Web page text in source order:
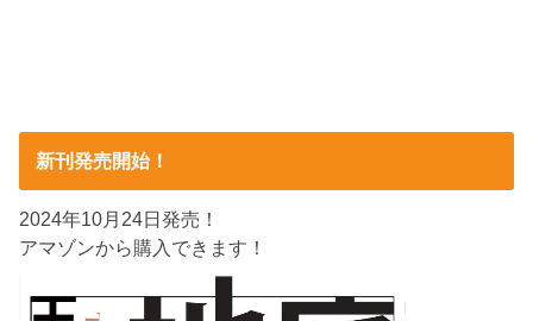
新刊発売開始！
2024年10月24日発売！
アマゾンから購入できます！